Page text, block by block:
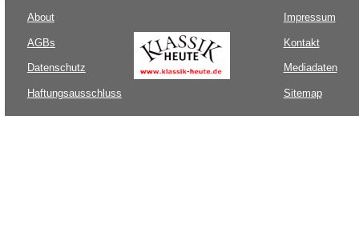
About
AGBs
Datenschutz
Haftungsausschluss
Impressum
Kontakt
Mediadaten
Sitemap